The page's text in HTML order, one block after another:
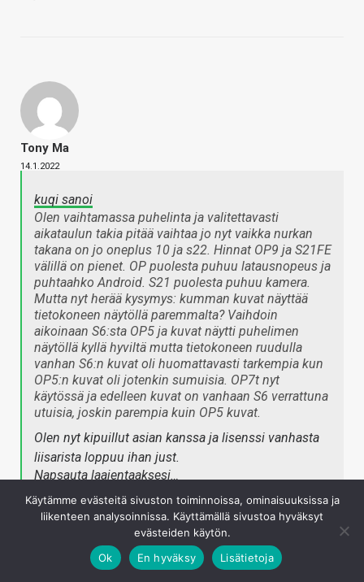
Tony Ma
14.1.2022
kuqi sanoi
Olen vaihtamassa puhelinta ja valitettavasti
aikataulun takia pitää vaihtaa jo nyt vaikka nurkan
takana on jo oneplus 10 ja s22. Hinnat OP9 ja S21FE
välillä on pienet. OP puolesta puhuu latausnopeus ja
puhtaahko Android. S21 puolesta puhuu kamera.
Mutta nyt herää kysymys: kumman kuvat näyttää
tietokoneen näytöllä paremmalta? Vaihdoin
aikoinaan S6:sta OP5 ja kuvat näytti puhelimen
näytöllä kyllä hyviltä mutta tietokoneen ruudulla
vanhan S6:n kuvat oli huomattavasti tarkempia kun
OP5:n kuvat oli jotenkin sumuisia. OP7t nyt
käytössä ja edelleen kuvat on vanhaan S6 verrattuna
utuisia, joskin parempia kuin OP5 kuvat.
Olen nyt kipuillut asian kanssa ja lisenssi vanhasta
liisarista loppuu ihan just.
Napsauta laajentaaksesi…
Vertailin OP9 kuvia viikko sit vuoden 2019 Xiaomi Mi 9
malliin. Kuvat otettu samalla minuutilla samasta spotista
tuettuna, eri suuntiin. Automaattiasetuksin lensin selälleni
Käytämme evästeitä sivuston toiminnoissa, ominaisuuksissa ja
liikenteen analysoinnissa. Käyttämällä sivustoa hyväksyt
evästeiden käytön.
Ok
En hyväksy Lisätietoja